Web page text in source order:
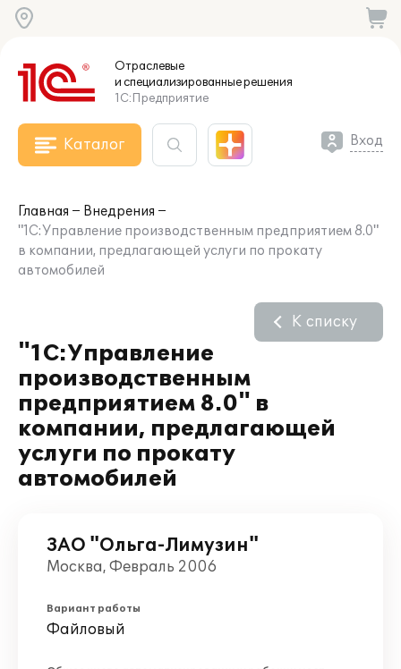
Отраслевые
и специализированныерешения
1С:Предприятие
Каталог Вход
Главная
Внедрения
"1С:Управление производственным предприятием 8.0"
в компании, предлагающей услуги по прокату
автомобилей
"1С:Управление
производственным
предприятием 8.0" в
компании, предлагающей
услуги по прокату
автомобилей
К списку
ЗАО "Ольга-Лимузин"
Москва, Февраль 2006
Вариант работы
Файловый